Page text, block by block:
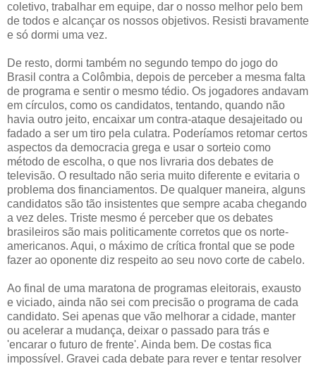
coletivo, trabalhar em equipe, dar o nosso melhor pelo bem
de todos e alcançar os nossos objetivos. Resisti bravamente
e só dormi uma vez.
De resto, dormi também no segundo tempo do jogo do
Brasil contra a Colômbia, depois de perceber a mesma falta
de programa e sentir o mesmo tédio. Os jogadores andavam
em círculos, como os candidatos, tentando, quando não
havia outro jeito, encaixar um contra-ataque desajeitado ou
fadado a ser um tiro pela culatra. Poderíamos retomar certos
aspectos da democracia grega e usar o sorteio como
método de escolha, o que nos livraria dos debates de
televisão. O resultado não seria muito diferente e evitaria o
problema dos financiamentos. De qualquer maneira, alguns
candidatos são tão insistentes que sempre acaba chegando
a vez deles. Triste mesmo é perceber que os debates
brasileiros são mais politicamente corretos que os norte-
americanos. Aqui, o máximo de crítica frontal que se pode
fazer ao oponente diz respeito ao seu novo corte de cabelo.
Ao final de uma maratona de programas eleitorais, exausto
e viciado, ainda não sei com precisão o programa de cada
candidato. Sei apenas que vão melhorar a cidade, manter
ou acelerar a mudança, deixar o passado para trás e
'encarar o futuro de frente'. Ainda bem. De costas fica
impossível. Gravei cada debate para rever e tentar resolver